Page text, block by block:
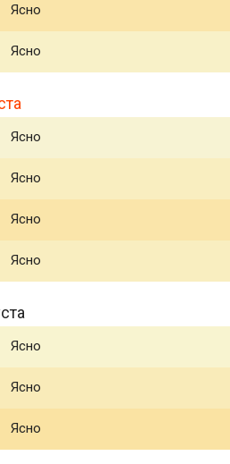
Ясно
Ясно
Ясно
Ясно
Ясно
Ясно
Ясно
Ясно
Ясно